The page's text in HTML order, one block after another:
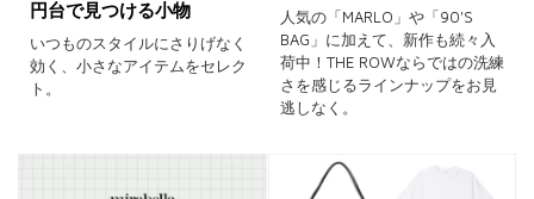
円台で見つける小物
いつものスタイルにさりげなく
効く、小さなアイテムをセレク
ト。
人気の「MARLO」や「90'S
BAG」に加えて、新作も続々入
荷中！THE ROWならではの洗練
さを感じるラインナップをお見
逃しなく。